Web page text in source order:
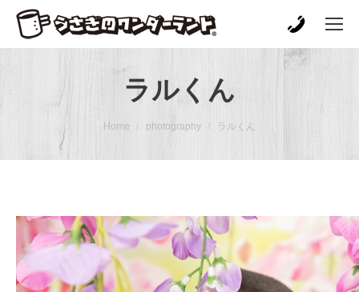
ラルくん
Home photography ラルくん